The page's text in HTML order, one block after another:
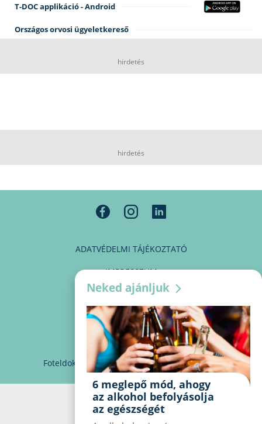
T-DOC applikáció - Android
Országos orvosi ügyeletkereső
hirdetés
hirdetés
ADATVÉDELMI TÁJÉKOZTATÓ
IMPRESSZUM
MÉDIAAJÁNLAT
PARTNEREINK
KAPCSOLAT
Foteldoki info@foteldoki.hu Süti beállítások
Neked ajánljuk
6 meglepő mód, ahogy
az alkohol befolyásolja
az egészségét